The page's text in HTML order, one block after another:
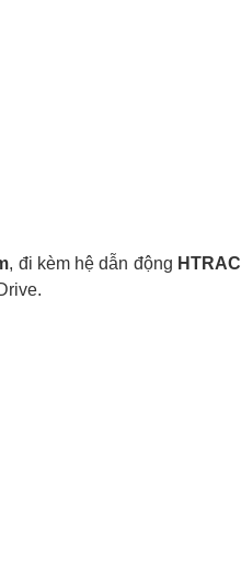
, đi kèm hệ dẫn động HTRAC